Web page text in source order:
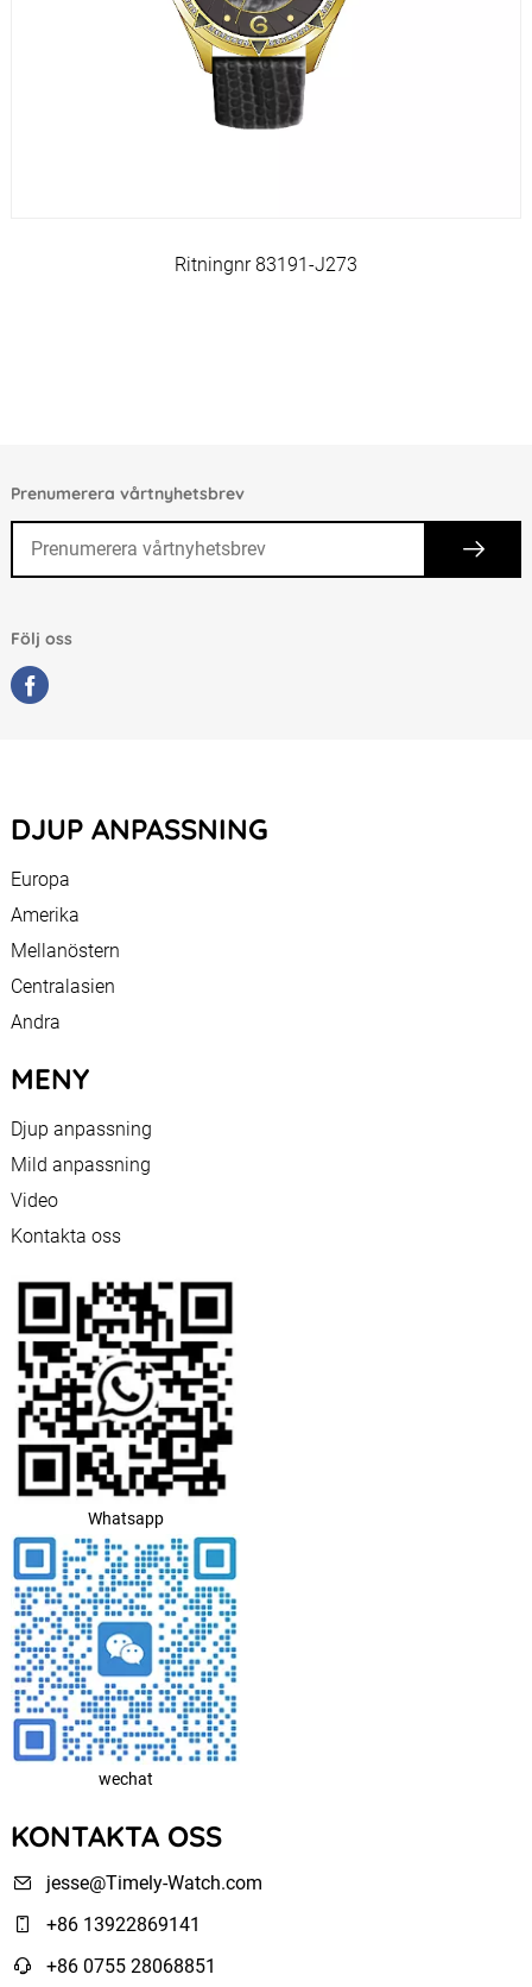
Ritningnr 83191-J273
Prenumerera vårtnyhetsbrev
Följ oss
DJUP ANPASSNING
Europa
Amerika
Mellanöstern
Centralasien
Andra
MENY
Djup anpassning
Mild anpassning
Video
Kontakta oss
Whatsapp
wechat
KONTAKTA OSS
jesse@Timely-Watch.com
+86 13922869141
+86 0755 28068851